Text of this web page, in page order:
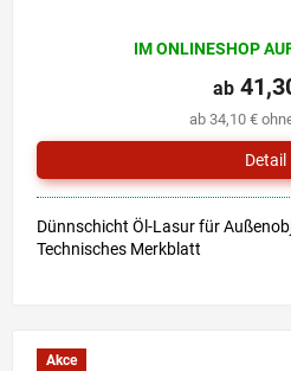
ist
5,0
von
5
IM ONLINESHOP
ab 34,10 €
ab
Detail
Dünnschicht Öl-Lasur für
Technisches Merkblatt
Akce